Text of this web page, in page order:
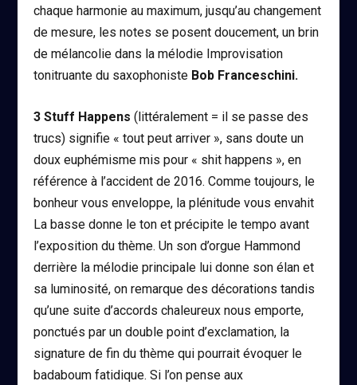
chaque harmonie au maximum, jusqu’au changement
de mesure, les notes se posent doucement, un brin
de mélancolie dans la mélodie Improvisation
tonitruante du saxophoniste Bob Franceschini.
3Stuff Happens (littéralement = il se passe des
trucs) signifie « tout peut arriver », sans doute un
doux euphémisme mis pour « shit happens », en
référence à l’accident de 2016. Comme toujours, le
bonheur vous enveloppe, la plénitude vous envahit
La basse donne le ton et précipite le tempo avant
l’exposition du thème. Un son d’orgue Hammond
derrière la mélodie principale lui donne son élan et
sa luminosité, on remarque des décorations tandis
qu’une suite d’accords chaleureux nous emporte,
ponctués par un double point d’exclamation, la
signature de fin du thème qui pourrait évoquer le
badaboum fatidique. Si l’on pense aux